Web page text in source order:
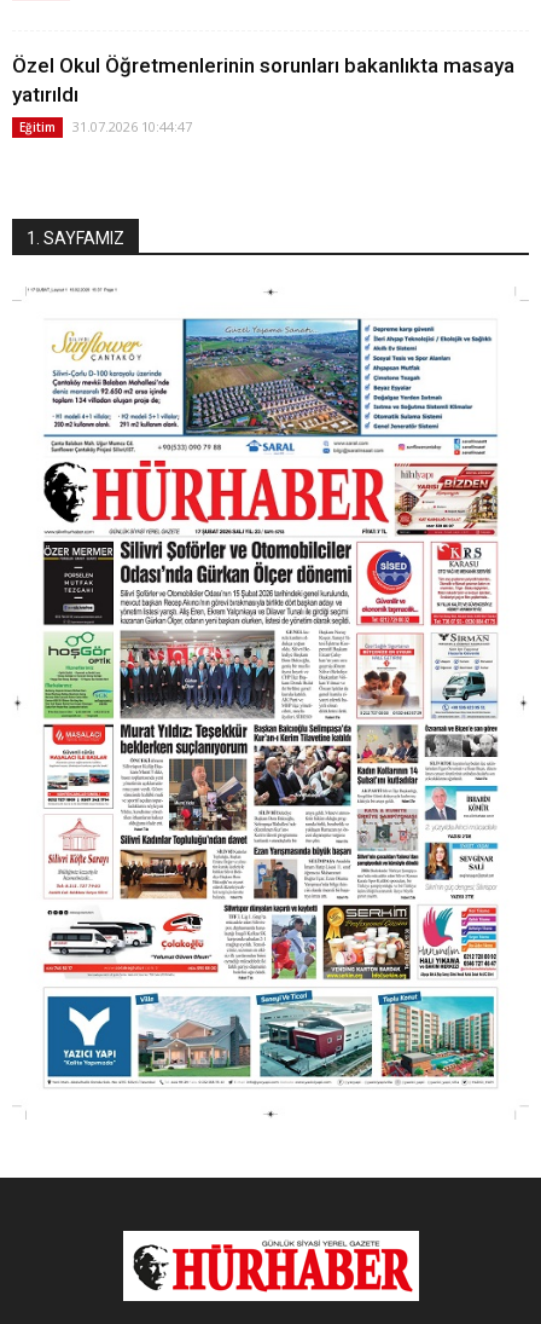
Özel Okul Öğretmenlerinin sorunları bakanlıkta masaya
yatırıldı
Eğitim 31.07.2026 10:44:47
1. SAYFAMIZ